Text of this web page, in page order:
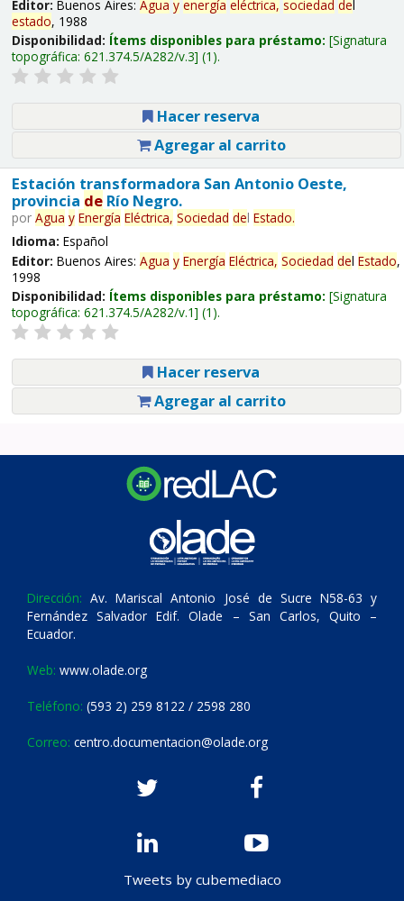
Editor: Buenos Aires: Agua y energía eléctrica, sociedad del
estado, 1988
Disponibilidad: Ítems disponibles para préstamo: Signatura
topográfica: 621.374.5/A282/v.3 (1).
Hacer reserva
Agregar al carrito
Estación transformadora San Antonio Oeste,
provincia deRío Negro.
por Agua y Energía Eléctrica, Sociedad del Estado.
Idioma: Español
Editor: Buenos Aires: Agua y Energía Eléctrica, Sociedad del Estado,
1998
Disponibilidad: Ítems disponibles para préstamo: Signatura
topográfica: 621.374.5/A282/v.1 (1).
Hacer reserva
Agregar al carrito
Dirección: Av. Mariscal Antonio José de Sucre N58-63 y
Fernández Salvador Edif. Olade – San Carlos, Quito –
Ecuador.
Web: www.olade.org
Teléfono: (593 2) 259 8122 / 2598 280
Correo: centro.documentacion@olade.org
Tweets by cubemediaco